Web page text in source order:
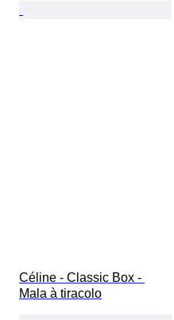
Céline - Classic Box -
Mala à tiracolo